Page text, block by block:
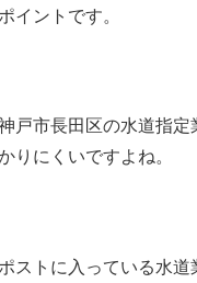
イントです。
戸市長田区の水道指定
りにくいですよね。
ストに入っている水道